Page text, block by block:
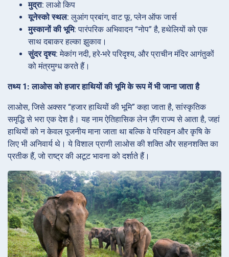
मुद्रा: लाओ किप
यूनेस्को स्थल: लुआंग प्रबांग, वाट फू, प्लेन ऑफ जार्स
मुस्कानों की भूमि: पारंपरिक अभिवादन “नोप” है, हथेलियों को एक
साथ दबाकर हल्का झुकाव।
सुंदर दृश्य: मेकांग नदी, हरे-भरे परिदृश्य, और प्राचीन मंदिर आगंतुकों
को मंत्रमुग्ध करते हैं।
तथ्य 1: लाओस को हजार हाथियों की भूमि के रूप में भी जाना जाता है
लाओस, जिसे अक्सर “हजार हाथियों की भूमि” कहा जाता है, सांस्कृतिक
समृद्धि से भरा एक देश है। यह नाम ऐतिहासिक लेन ज़ैंग राज्य से आता है, जहां
हाथियों को न केवल पूजनीय माना जाता था बल्कि वे परिवहन और कृषि के
लिए भी अनिवार्य थे। ये विशाल प्राणी लाओस की शक्ति और सहनशक्ति का
प्रतीक हैं, जो राष्ट्र की अटूट भावना को दर्शाते हैं।